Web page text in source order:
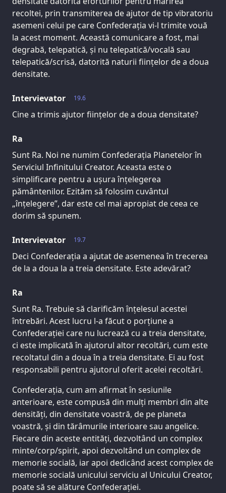
recoltei, prin transmiterea de ajutor de tip vibratoriu
asemeni celui pe care Confederația vi-l trimite vouă
la acest moment. Această comunicare a fost, mai
degrabă, telepatică, și nu telepatică/vocală sau
telepatică/scrisă, datorită naturii ființelor de a doua
densitate.
19.6
Intervievator
Cine a trimis ajutor ființelor de a doua densitate?
Ra
Sunt Ra. Noi ne numim Confederația Planetelor în
Serviciul Infinitului Creator. Aceasta este o
simplificare pentru a ușura înțelegerea
pământenilor. Ezităm să folosim cuvântul
„înțelegere”, dar este cel mai apropiat de ceea ce
dorim să spunem.
19.7
Intervievator
Deci Confederația a ajutat de asemenea în trecerea
de la a doua la a treia densitate. Este adevărat?
Ra
Sunt Ra. Trebuie să clarificăm înțelesul acestei
întrebări. Acest lucru l-a făcut o porțiune a
Confederației care nu lucrează cu a treia densitate,
ci este implicată în ajutorul altor recoltări, cum este
recoltatul din a doua în a treia densitate. Ei au fost
responsabili pentru ajutorul oferit acelei recoltări.
Confederația, cum am afirmat în sesiunile
anterioare, este compusă din mulți membri din alte
densități, din densitate voastră, de pe planeta
voastră, și din tărâmurile interioare sau angelice.
Fiecare din aceste entități, dezvoltând un complex
minte/corp/spirit, apoi dezvoltând un complex de
memorie socială, iar apoi dedicând acest complex de
memorie socială unicului serviciu al Unicului Creator,
poate să se alăture Confederației.